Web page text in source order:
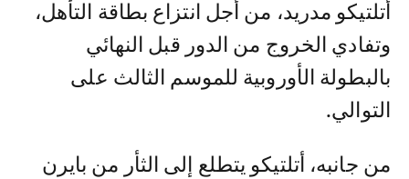
أتلتيكو مدريد، من أجل انتزاع بطاقة التأهل،
وتفادي الخروج من الدور قبل النهائي
بالبطولة الأوروبية للموسم الثالث على
التوالي.
من جانبه، أتلتيكو يتطلع إلى الثأر من بايرن